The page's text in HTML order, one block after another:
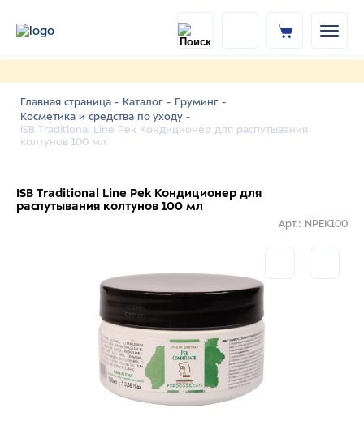
Главная страница - Каталог - Груминг -
Косметика и средства по уходу -
ISB Traditional Line Pek Кондиционер для распутывания
колтунов 100 мл
ISB Traditional Line Pek Кондиционер для
распутывания колтунов 100 мл
Арт.: NPEK100